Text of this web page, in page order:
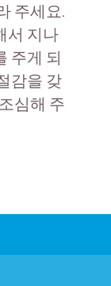
주세요.
서 지나
주게 되
감을 갖
심해 주